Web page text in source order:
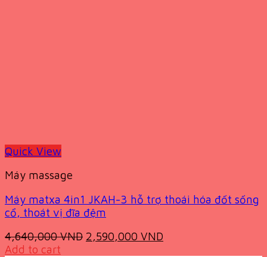
Quick View
Máy massage
Máy matxa 4in1 JKAH-3 hỗ trợ thoái hóa đốt sống
cổ, thoát vị đĩa đệm
4,640,000VND Original
2,590,000 VND
Add to cart